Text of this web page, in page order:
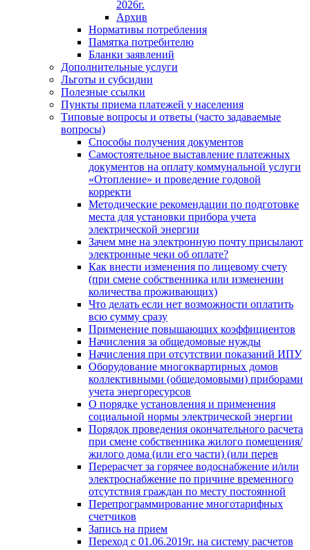
2026г.
Архив
Нормативы потребления
Памятка потребителю
Бланки заявлений
Дополнительные услуги
Льготы и субсидии
Полезные ссылки
Пункты приема платежей у населения
Типовые вопросы и ответы (часто задаваемые
вопросы)
Способы получения документов
Самостоятельное выставление платежных
документов на оплату коммунальной услуги
«Отопление» и проведение годовой
корректи
Методические рекомендации по подготовке
места для установки прибора учета
электрической энергии
Зачем мне на электронную почту присылают
электронные чеки об оплате?
Как внести изменения по лицевому счету
(при смене собственника или изменении
количества проживающих)
Что делать если нет возможности оплатить
всю сумму сразу
Применение повышающих коэффициентов
Начисления за общедомовые нужды
Начисления при отсутствии показаний ИПУ
Оборудование многоквартирных домов
коллективными (общедомовыми) приборами
учета энергоресурсов
О порядке установления и применения
социальной нормы электрической энергии
Порядок проведения окончательного расчета
при смене собственника жилого помещения/
жилого дома (или его части) (или перев
Перерасчет за горячее водоснабжение и/или
электроснабжение по причине временного
отсутствия граждан по месту постоянной
Перепрограммирование многотарифных
счетчиков
Запись на прием
Переход с 01.06.2019г. на систему расчетов